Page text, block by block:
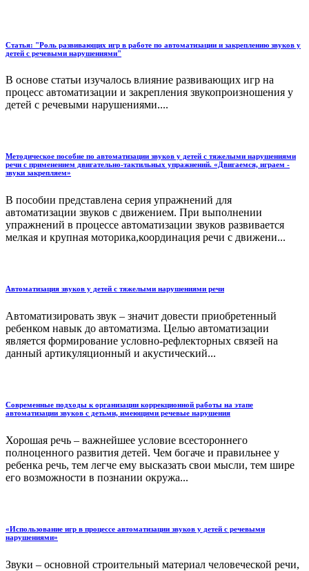
Статья: "Роль развивающих игр в работе по автоматизации и закреплению звуков у
детей с речевыми нарушениями"
В основе статьи изучалось влияние развивающих игр на
процесс автоматизации и закрепления звукопроизношения у
детей с речевыми нарушениями....
Методическое пособие по автоматизации звуков у детей с тяжелыми нарушениями
речи с применением двигательно-тактильных упражнений. «Двигаемся, играем -
звуки закрепляем»
В пособии представлена серия упражнений для
автоматизации звуков с движением. При выполнении
упражнений в процессе автоматизации звуков развивается
мелкая и крупная моторика,координация речи с движени...
Автоматизация звуков у детей с тяжелыми нарушениями речи
Автоматизировать звук – значит довести приобретенный
ребенком навык до автоматизма. Целью автоматизации
является формирование условно-рефлекторных связей на
данный артикуляционный и акустический...
Современные подходы к организации коррекционной работы на этапе
автоматизации звуков с детьми, имеющими речевые нарушения
Хорошая речь – важнейшее условие всестороннего
полноценного развития детей. Чем богаче и правильнее у
ребенка речь, тем легче ему высказать свои мысли, тем шире
его возможности в познании окружа...
«Использование игр в процессе автоматизации звуков у детей с речевыми
нарушениями»
Звуки – основной строительный материал человеческой речи,